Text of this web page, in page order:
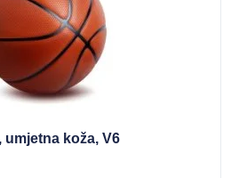
koža, V6